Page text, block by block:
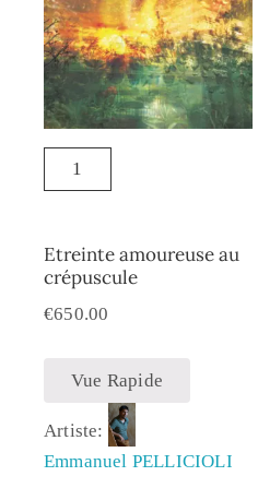
Etreinte amoureuse au
crépuscule
€650.00
Vue Rapide
Artiste:
Emmanuel PELLICIOLI